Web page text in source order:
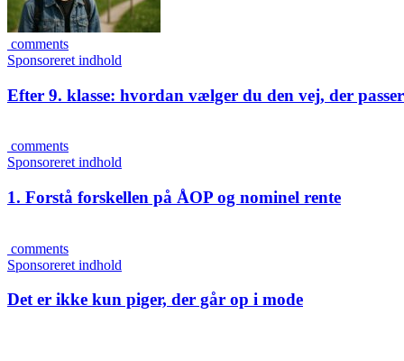
comments
Sponsoreret indhold
Efter 9. klasse: hvordan vælger du den vej, der
comments
Sponsoreret indhold
1. Forstå forskellen på ÅOP og nominel rente
comments
Sponsoreret indhold
Det er ikke kun piger, der går op i mode